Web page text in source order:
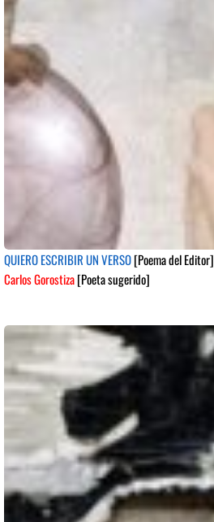
QUIERO ESCRIBIR UN VERSO[Poema del Editor]
Carlos Gorostiza[Poeta sugerido]